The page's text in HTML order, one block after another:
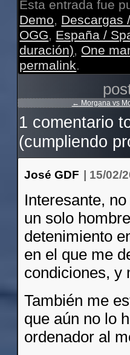
Esta entrada fue
Demo, Descargas
OGG, España /
duración), One
permalink.
← Morgana vs
1 comentario
(cumpliendo
José GDF 15/02/
Interesante,
un solo
detenimiento
en el que me
condiciones, y
También me
que aún no lo
ordenador al